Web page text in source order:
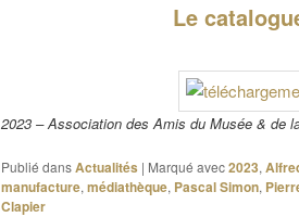
Le
2023 – Association des Amis du Musée & de
Publié dansActualités | Marqué avec2023,
manufacture, médiathèque, Pascal Simon,
Clapier